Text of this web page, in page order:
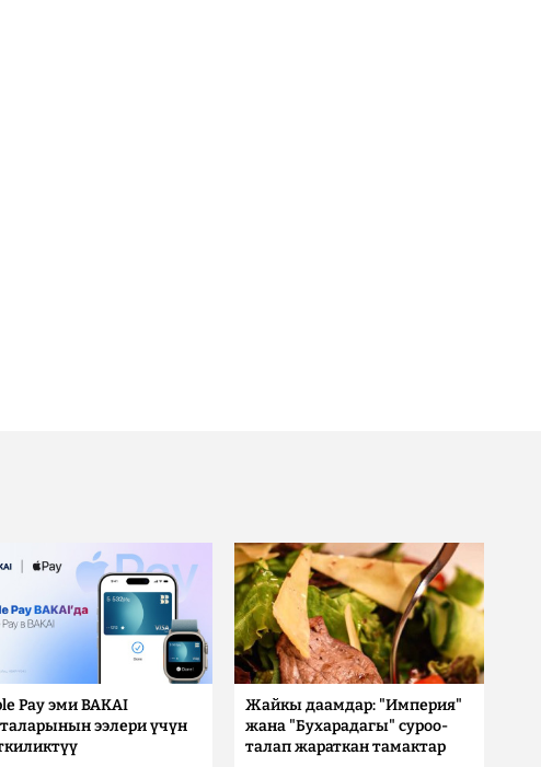
Pay эми BAKAI
ээлери үчүн
Жайкы даамдар: "Империя"
жана "Бухарадагы" суроо-
талап жараткан тамактар